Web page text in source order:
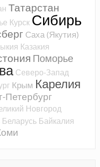
Татарстан
КурскСибирь
Саха (Якутия)
Казакия
Поморье
Северо-Запад
Крым Карелия
Петербург
Новгород
Беларусь Байкалия